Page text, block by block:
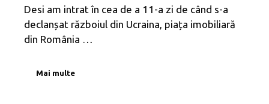
Desi am intrat în cea de a 11-a zi de când s-a
declanșat războiul din Ucraina, piața imobiliară
din România …
Mai multe